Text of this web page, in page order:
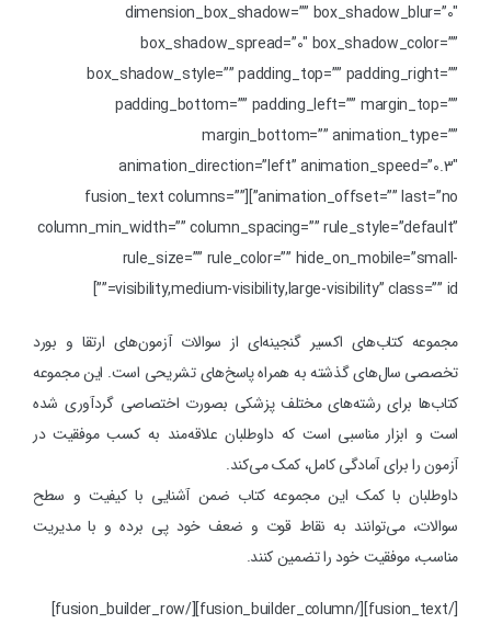
dimension_box_shadow=”” box_shadow_blur=”0″
box_shadow_spread=”0″ box_shadow_color=””
box_shadow_style=”” padding_top=”” padding_right=””
padding_bottom=”” padding_left=”” margin_top=””
margin_bottom=”” animation_type=””
animation_direction=”left” animation_speed=”0.3″
animation_offset=”” last=”no”][fusion_text columns=””
column_min_width=”” column_spacing=”” rule_style=”default”
rule_size=”” rule_color=”” hide_on_mobile=”small-
visibility,medium-visibility,large-visibility” class=”” id=””]
مجموعه کتاب‌های اکسیر گنجینه‌ای از سوالات آزمون‌های ارتقا و بورد
تخصصی سال‌های گذشته به همراه پاسخ‌های تشریحی است. این مجموعه
کتاب‌ها برای رشته‌های مختلف پزشکی بصورت اختصاصی گردآوری شده
است و ابزار مناسبی است که داوطلبان علاقه‌مند به کسب موفقیت در
آزمون را برای آمادگی کامل، کمک می‌کند.
داوطلبان با کمک این مجموعه کتاب ضمن آشنایی با کیفیت و سطح
سوالات، می‌توانند به نقاط قوت و ضعف خود پی برده و با مدیریت
مناسب، موفقیت خود را تضمین کنند.
[/fusion_text][/fusion_builder_column][/fusion_builder_row]